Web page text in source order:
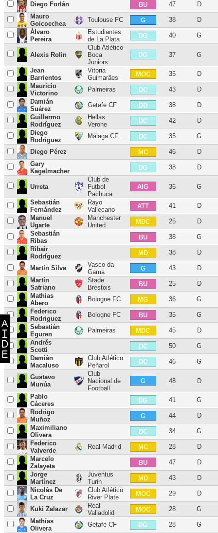
Diego Forlán BU 47
D
Mauro
Goicoechea
Toulouse FC G 38
D
Álvaro
Pereira
Estudiantes
de La Plata
DG 40 G
Alexis Rolin
Club Atlético
Boca
Juniors
DG 37 G
Jean
Barrientos
Vitória
Guimarães
MOC 35
D
Mauricio
Victorino
Palmeiras DC 43
D
Damián
Suárez
Getafe CF DD 38
D
Guillermo
Rodríguez
Hellas
Verone
DC 42
D
Diego
Rodríguez
Málaga CF DC 35 G
Diego Pérez MC 46
D
Gary
Kagelmacher
DG 38 D
Urreta
Club de
Futbol
Pachuca
AIG 36 G
Sebastián
Fernández
Rayo
Vallecano
ATT 41
D
Manuel
Ugarte
Manchester
United
MDC 25
D
Sebastián
Ribas
BU 38
G
Ribair
Rodríguez
MD 38 D
Martín Silva
Vasco da
Gama
G 43
D
Martín
Satriano
Stade
Brestois
BU 25
D
Mathias
Abero
Bologne FC MG 36
G
Federico
Rodriguez
Bologne FC BU 35
G
Sebastián
Eguren
Palmeiras MDC 45
D
Andrés
Scotti
DC 50
G
Damián
Macaluso
Club Atlético
Peñarol
DC 46 G
Gustavo
Munúa
Club
Nacional de
Football
G 48 D
Pablo
Cáceres
DG 41
G
Rodrigo
Muñoz
G 44
D
Maximiliano
Olivera
DC 34
G
Federico
Valverde
Real Madrid MC 28
D
Marcelo
Zalayeta
BU 47
D
Jorge
Martínez
Juventus
Turin
MD 43
D
Nicolás De
La Cruz
Club Atlético
River Plate
MOC 29 D
Kuki Zalazar
Real
Valladolid
MOC 28
G
Mathías
Olivera
Getafe CF DG 28 G